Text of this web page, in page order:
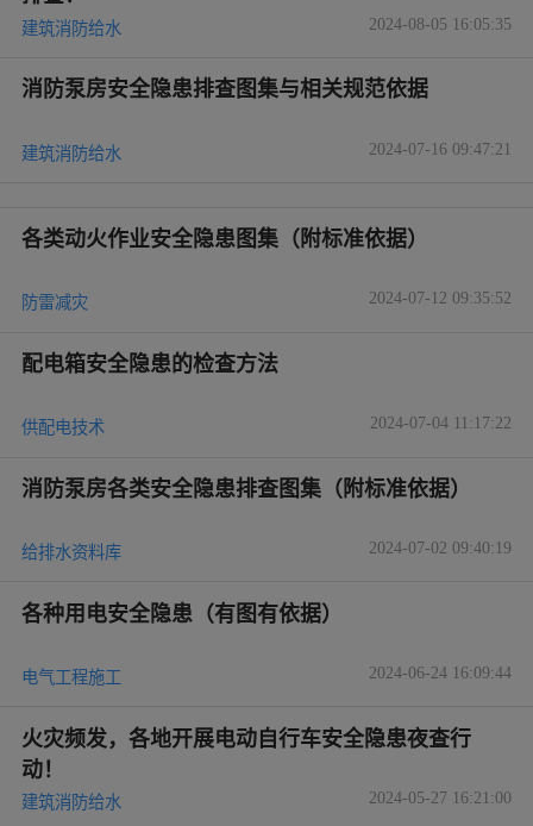
建筑消防给水 2024-08-05 16:05:35
消防泵房安全隐患排查图集与相关规范依据
建筑消防给水 2024-07-16 09:47:21
各类动火作业安全隐患图集（附标准依据）
防雷减灾 2024-07-12 09:35:52
配电箱安全隐患的检查方法
供配电技术 2024-07-04 11:17:22
消防泵房各类安全隐患排查图集（附标准依据）
给排水资料库 2024-07-02 09:40:19
各种用电安全隐患（有图有依据）
电气工程施工 2024-06-24 16:09:44
火灾频发，各地开展电动自行车安全隐患夜查行
动！
建筑消防给水 2024-05-27 16:21:00